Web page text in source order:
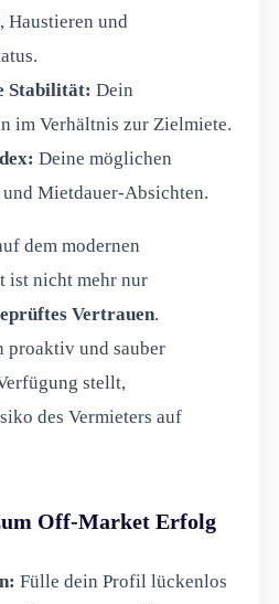
Haustieren und
Stabilität: Dein
im Verhältnis zur Zielmiete.
Deine möglichen
Mietdauer-Absichten.
dem modernen
ist nicht mehr nur
Vertrauen.
proaktiv und sauber
stellt,
des Vermieters auf
Off-Market Erfolg
Fülle dein Profil lückenlos